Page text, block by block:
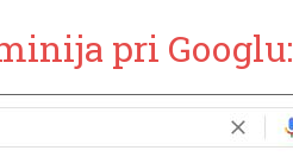
pri Googlu: